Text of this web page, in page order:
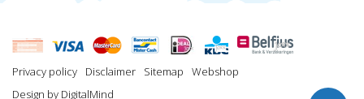
Privacy policy Disclaimer Sitemap
Webshop
Design by DigitalMind